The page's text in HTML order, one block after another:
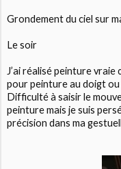
Grondement du ciel sur
Le soir
J’ai réalisé peinture
pour peinture au doigt ou
Difficulté à saisir le
peinture mais je suis
précision dans ma